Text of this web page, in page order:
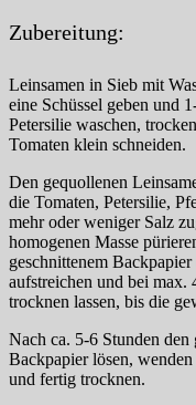
Zubereitung:
Leinsamen in Sieb mit
eine Schüssel geben und
Petersilie waschen,
Tomaten klein schneiden.
Den gequollenen
die Tomaten, Petersilie,
mehr oder weniger Salz
homogenen Masse
geschnittenem
aufstreichen und bei max.
trocknen lassen, bis die
Nach ca. 5-6 Stunden
Backpapier lösen,
und fertig trocknen.